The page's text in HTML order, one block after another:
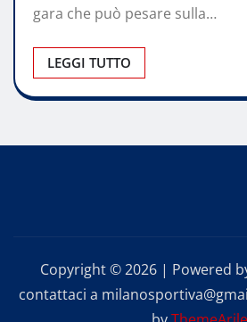
gara che può pesare sulla…
LEGGI TUTTO
Copyright © 2026 | Powered
contattaci a